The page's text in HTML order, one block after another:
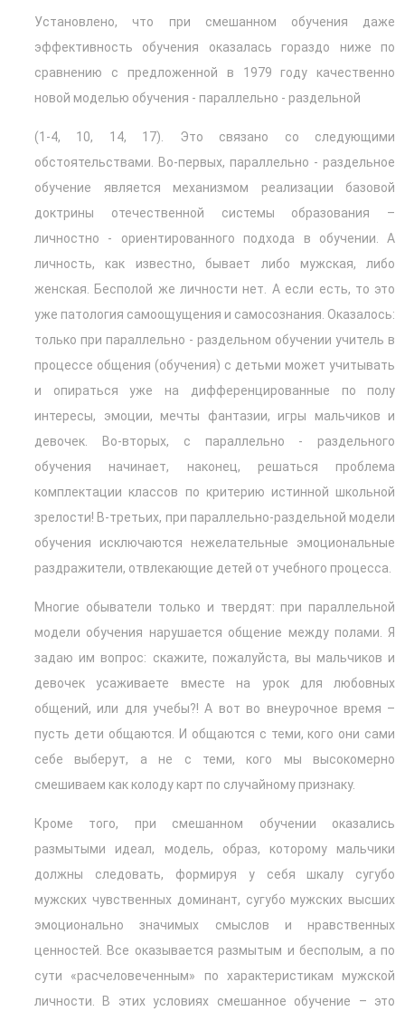
Установлено, что при смешанном обучения даже
эффективность обучения оказалась гораздо ниже по
сравнению с предложенной в 1979 году качественно
новой моделью обучения - параллельно - раздельной
(1-4, 10, 14, 17). Это связано со следующими
обстоятельствами. Во-первых, параллельно - раздельное
обучение является механизмом реализации базовой
доктрины отечественной системы образования –
личностно - ориентированного подхода в обучении. А
личность, как известно, бывает либо мужская, либо
женская. Бесполой же личности нет. А если есть, то это
уже патология самоощущения и самосознания. Оказалось:
только при параллельно - раздельном обучении учитель в
процессе общения (обучения) с детьми может учитывать
и опираться уже на дифференцированные по полу
интересы, эмоции, мечты фантазии, игры мальчиков и
девочек. Во-вторых, с параллельно - раздельного
обучения начинает, наконец, решаться проблема
комплектации классов по критерию истинной школьной
зрелости! В-третьих, при параллельно-раздельной модели
обучения исключаются нежелательные эмоциональные
раздражители, отвлекающие детей от учебного процесса.
Многие обыватели только и твердят: при параллельной
модели обучения нарушается общение между полами. Я
задаю им вопрос: скажите, пожалуйста, вы мальчиков и
девочек усаживаете вместе на урок для любовных
общений, или для учебы?! А вот во внеурочное время –
пусть дети общаются. И общаются с теми, кого они сами
себе выберут, а не с теми, кого мы высокомерно
смешиваем как колоду карт по случайному признаку.
Кроме того, при смешанном обучении оказались
размытыми идеал, модель, образ, которому мальчики
должны следовать, формируя у себя шкалу сугубо
мужских чувственных доминант, сугубо мужских высших
эмоционально значимых смыслов и нравственных
ценностей. Все оказывается размытым и бесполым, а по
сути «расчеловеченным» по характеристикам мужской
личности. В этих условиях смешанное обучение – это